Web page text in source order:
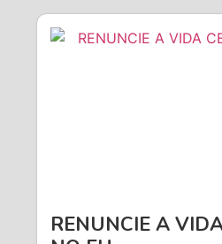
RENUNCIE A